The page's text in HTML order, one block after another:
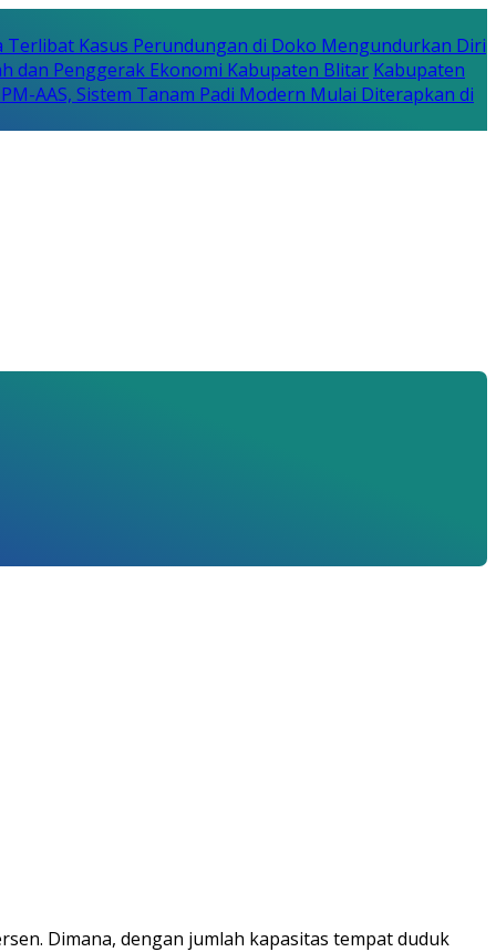
Terlibat Kasus Perundungan di Doko Mengundurkan Diri
dan Penggerak Ekonomi Kabupaten Blitar Kabupaten
AAS, Sistem Tanam Padi Modern Mulai Diterapkan di
Dimana, dengan jumlah kapasitas tempat duduk